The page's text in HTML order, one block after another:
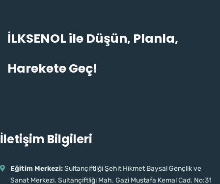
Hamdi · İlk Sen Ol
Çevrimiçi · genelde anında yanıt
İLKSENOL ile Düşün, Planla,
Harekete Geç!
İletişim Bilgileri
Eğitim Merkezi:Sultançiftliği Şehit Hikmet Baysal Gençlik ve
Sanat Merkezi. Sultançiftliği Mah. Gazi Mustafa Kemal Cad. No:31